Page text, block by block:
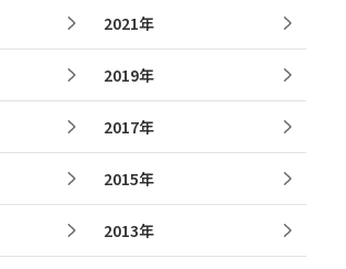
2021年
2019年
2017年
2015年
2013年